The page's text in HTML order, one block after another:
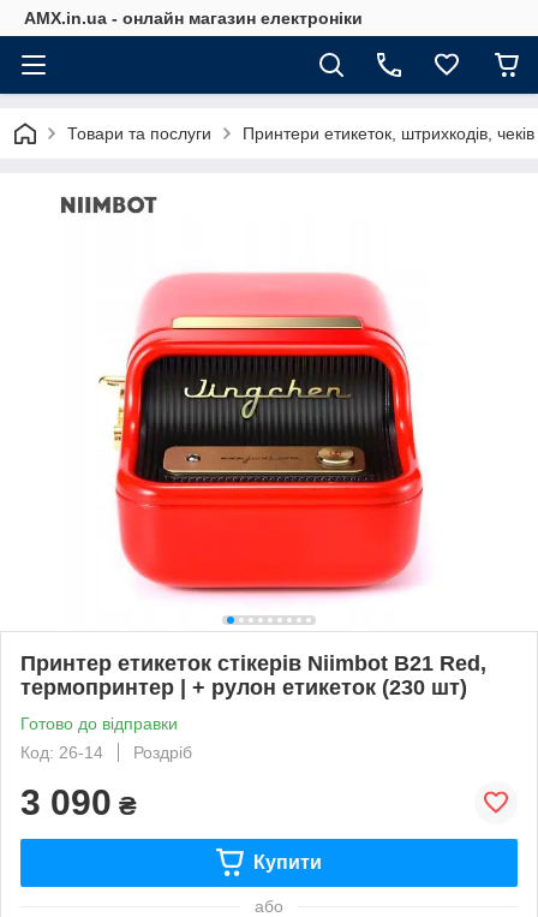
AMX.in.ua - онлайн магазин електроніки
Товари та послуги Принтери етикеток, штрихкодів, чеків
Принтер етикеток стікерів Niimbot B21 Red,
термопринтер | + рулон етикеток (230 шт)
Готово до відправки
Код: 26-14
Роздріб
3 090 ₴
Купити
або